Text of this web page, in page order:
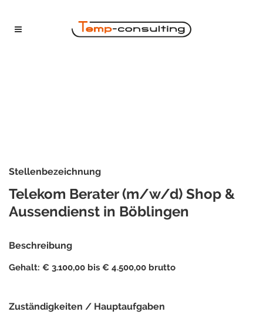
Stellenbezeichnung
Telekom Berater (m/w/d) Shop &
Aussendienst in Böblingen
Beschreibung
Gehalt: € 3.100,00 bis € 4.500,00 brutto
Zuständigkeiten / Hauptaufgaben